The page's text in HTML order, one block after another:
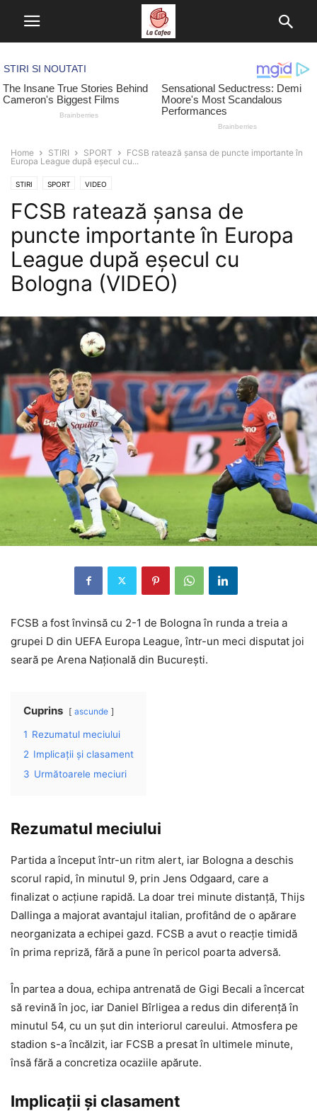
Home STIRI SPORT
FCSB ratează șansa de puncte importante în
Europa League după eșecul cu...
STIRI SPORT VIDEO
FCSB ratează șansa de
puncte importante în Europa
League după eșecul cu
Bologna (VIDEO)
FCSB a fost învinsă cu 2-1 de Bologna în runda a treia a
grupei D din UEFA Europa League, într-un meci disputat joi
seară pe Arena Națională din București.
Cuprins ascunde
1 Rezumatul meciului
2 Implicații și clasament
3 Următoarele meciuri
Rezumatul meciului
Partida a început într-un ritm alert, iar Bologna a deschis
scorul rapid, în minutul 9, prin Jens Odgaard, care a
finalizat o acțiune rapidă. La doar trei minute distanță, Thijs
Dallinga a majorat avantajul italian, profitând de o apărare
neorganizata a echipei gazd. FCSB a avut o reacție timidă
în prima repriză, fără a pune în pericol poarta adversă.
În partea a doua, echipa antrenată de Gigi Becali a încercat
să revină în joc, iar Daniel Bîrligea a redus din diferență în
minutul 54, cu un șut din interiorul careului. Atmosfera pe
stadion s-a încălzit, iar FCSB a presat în ultimele minute,
însă fără a concretiza ocaziile apărute.
Implicații și clasament